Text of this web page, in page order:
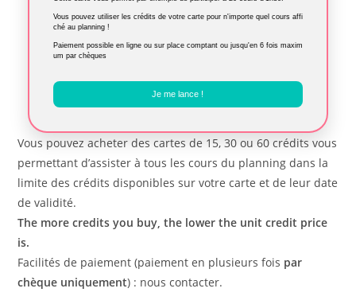
Vous pouvez utiliser les crédits de votre carte pour n'importe quel cours affi
ché au planning !
Paiement possible en ligne ou sur place comptant ou jusqu'en 6 fois maxim
um par chèques
Je me lance !
Vous pouvez acheter des cartes de 15, 30 ou 60 crédits vous
permettant d’assister à tous les cours du planning dans la
limite des crédits disponibles sur votre carte et de leur date
de validité.
The more credits you buy, the lower the unit credit price
is.
Facilités de paiement (paiement en plusieurs fois par
chèque uniquement) : nous contacter.